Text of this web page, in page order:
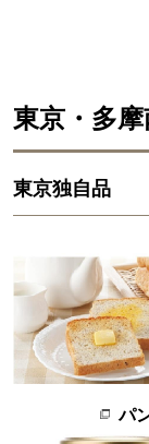
東京・多
東京独自品
パ